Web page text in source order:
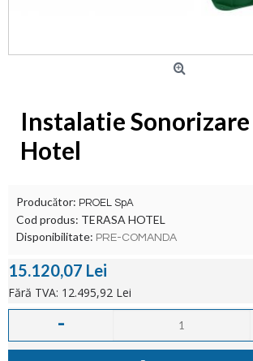
Instalatie Sonorizare
Hotel
Producător: PROEL SpA
Cod produs: TERASA HOTEL
Disponibilitate: PRE-COMANDA
15.120,07 Lei
Fără TVA: 12.495,92 Lei
-